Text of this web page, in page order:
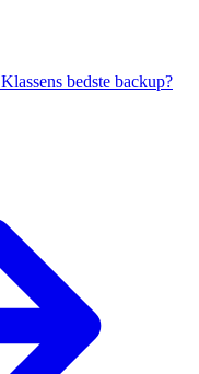
Klassens bedste backup?